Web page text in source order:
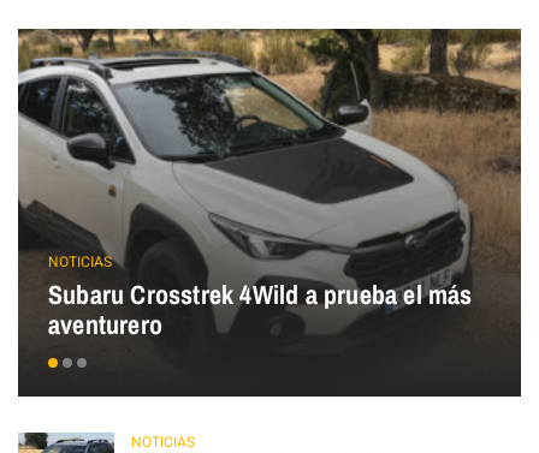
NOTICIAS
Subaru Crosstrek 4Wild a prueba el más
aventurero
NOTICIAS